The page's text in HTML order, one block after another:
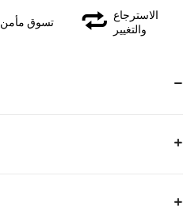
تسوق مأمن
الاسترجاع
والتغيير